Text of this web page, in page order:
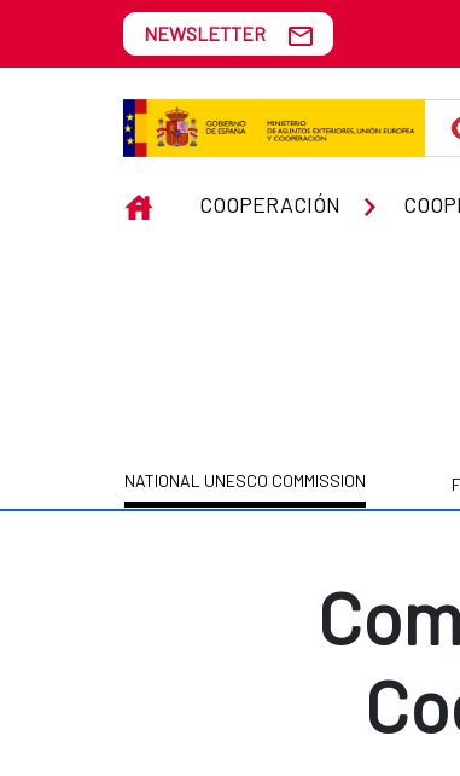
Skip to Main Content
NATIONAL UNESCO
NEWSLETTER
INICIOCOOPERACIÓN
NATIONAL UNESCO COMMISSION